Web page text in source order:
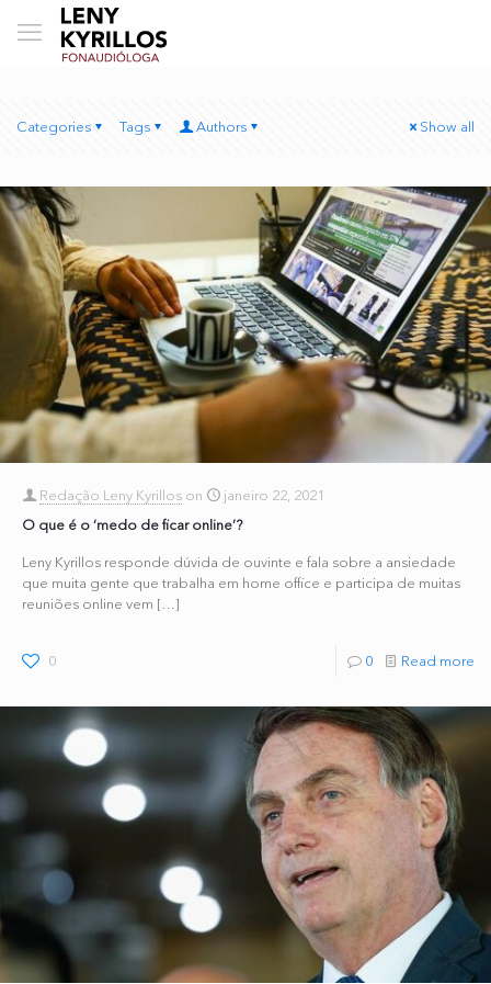
Categories Tags Authors Show all
Redação Leny Kyrillos on
janeiro 22, 2021
O que é o ‘medo de ficar online’?
Leny Kyrillos responde dúvida de ouvinte e fala sobre a ansiedade
que muita gente que trabalha em home office e participa de muitas
reuniões online vem […]
0 0 Read more